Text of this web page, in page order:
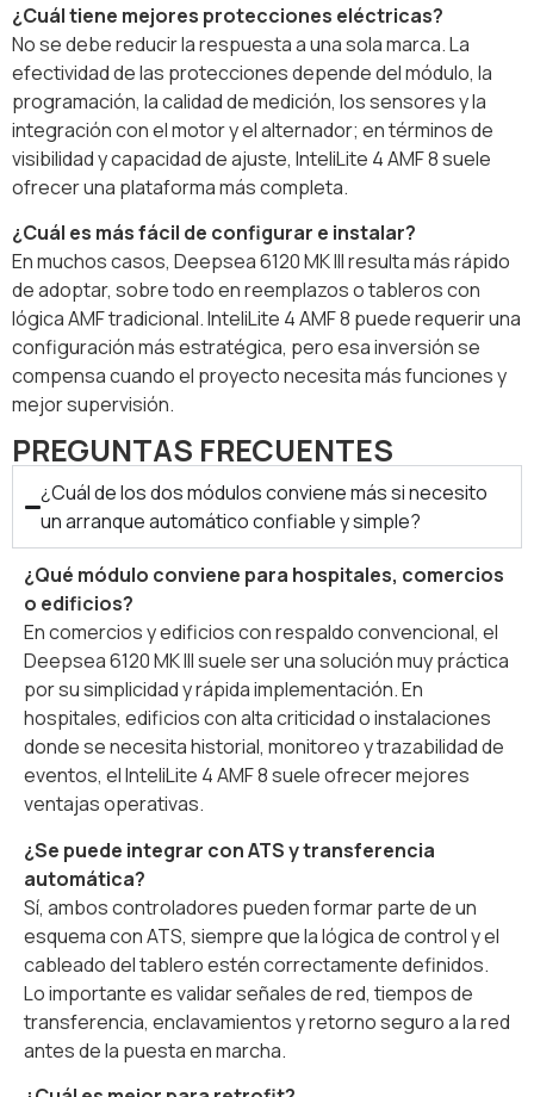
¿Cuál tiene mejores protecciones eléctricas?
No se debe reducir la respuesta a una sola marca. La
efectividad de las protecciones depende del módulo, la
programación, la calidad de medición, los sensores y la
integración con el motor y el alternador; en términos de
visibilidad y capacidad de ajuste, InteliLite 4 AMF 8 suele
ofrecer una plataforma más completa.
¿Cuál es más fácil de configurar e instalar?
En muchos casos, Deepsea 6120 MK III resulta más rápido
de adoptar, sobre todo en reemplazos o tableros con
lógica AMF tradicional. InteliLite 4 AMF 8 puede requerir una
configuración más estratégica, pero esa inversión se
compensa cuando el proyecto necesita más funciones y
mejor supervisión.
PREGUNTAS FRECUENTES
¿Cuál de los dos módulos conviene más si necesito
un arranque automático confiable y simple?
¿Qué módulo conviene para hospitales, comercios
o edificios?
En comercios y edificios con respaldo convencional, el
Deepsea 6120 MK III suele ser una solución muy práctica
por su simplicidad y rápida implementación. En
hospitales, edificios con alta criticidad o instalaciones
donde se necesita historial, monitoreo y trazabilidad de
eventos, el InteliLite 4 AMF 8 suele ofrecer mejores
ventajas operativas.
¿Se puede integrar con ATS y transferencia
automática?
Sí, ambos controladores pueden formar parte de un
esquema con ATS, siempre que la lógica de control y el
cableado del tablero estén correctamente definidos.
Lo importante es validar señales de red, tiempos de
transferencia, enclavamientos y retorno seguro a la red
antes de la puesta en marcha.